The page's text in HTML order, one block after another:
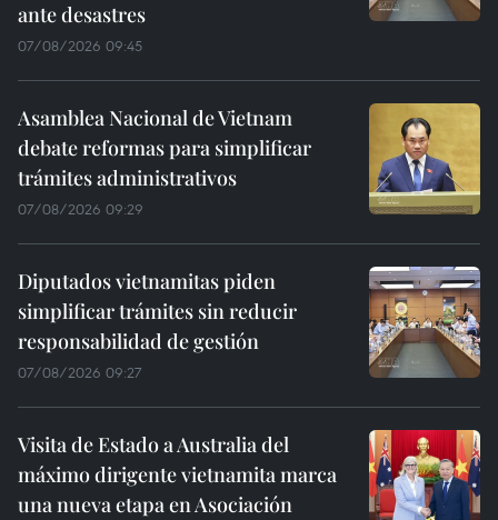
ante desastres
07/08/2026 09:45
Asamblea Nacional de Vietnam
debate reformas para simplificar
trámites administrativos
07/08/2026 09:29
Diputados vietnamitas piden
simplificar trámites sin reducir
responsabilidad de gestión
07/08/2026 09:27
Visita de Estado a Australia del
máximo dirigente vietnamita marca
una nueva etapa en Asociación